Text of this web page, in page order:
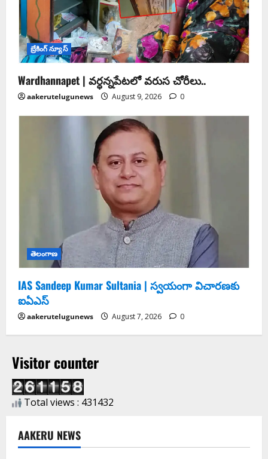
బ్రేకింగ్ న్యూస్
Wardhannapet | వర్ధన్నపేటలో వరుస చోరీలు..
aakerutelugunews August 9, 2026 0
తెలంగాణ
IAS Sandeep Kumar Sultania | స్వ‌యంగా విచార‌ణ‌కు
ఐఏఎస్‌
aakerutelugunews August 7, 2026 0
Visitor counter
Total views : 431432
AAKERU NEWS